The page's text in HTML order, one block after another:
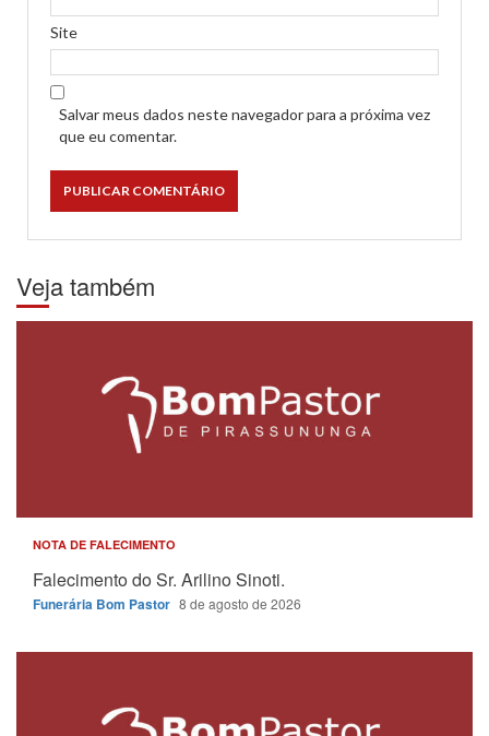
Site
Salvar meus dados neste navegador para a próxima vez
que eu comentar.
Veja também
NOTA DE FALECIMENTO
Falecimento do Sr. Arilino Sinoti.
Funerária Bom Pastor 8 de agosto de 2026